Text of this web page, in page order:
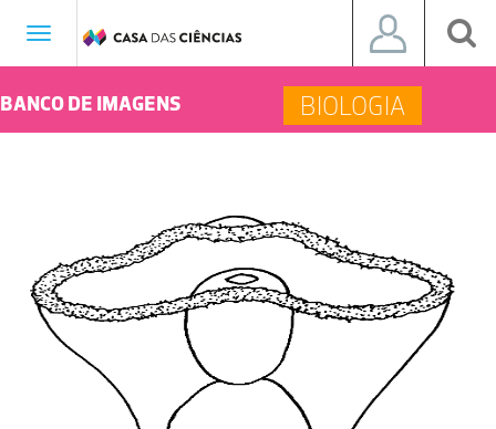
Toggle
BANCO DE IMAGENS BIOLOGIA